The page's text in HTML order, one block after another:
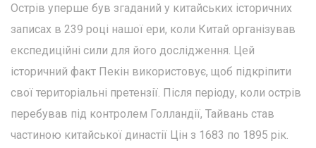
Острів уперше був згаданий у китайських історичних
записах в 239 році нашої ери, коли Китай організував
експедиційні сили для його дослідження. Цей
історичний факт Пекін використовує, щоб підкріпити
свої територіальні претензії. Після періоду, коли острів
перебував під контролем Голландії, Тайвань став
частиною китайської династії Цін з 1683 по 1895 рік.